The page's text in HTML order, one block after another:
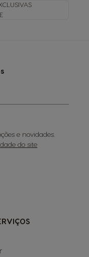
e novidades.
do site